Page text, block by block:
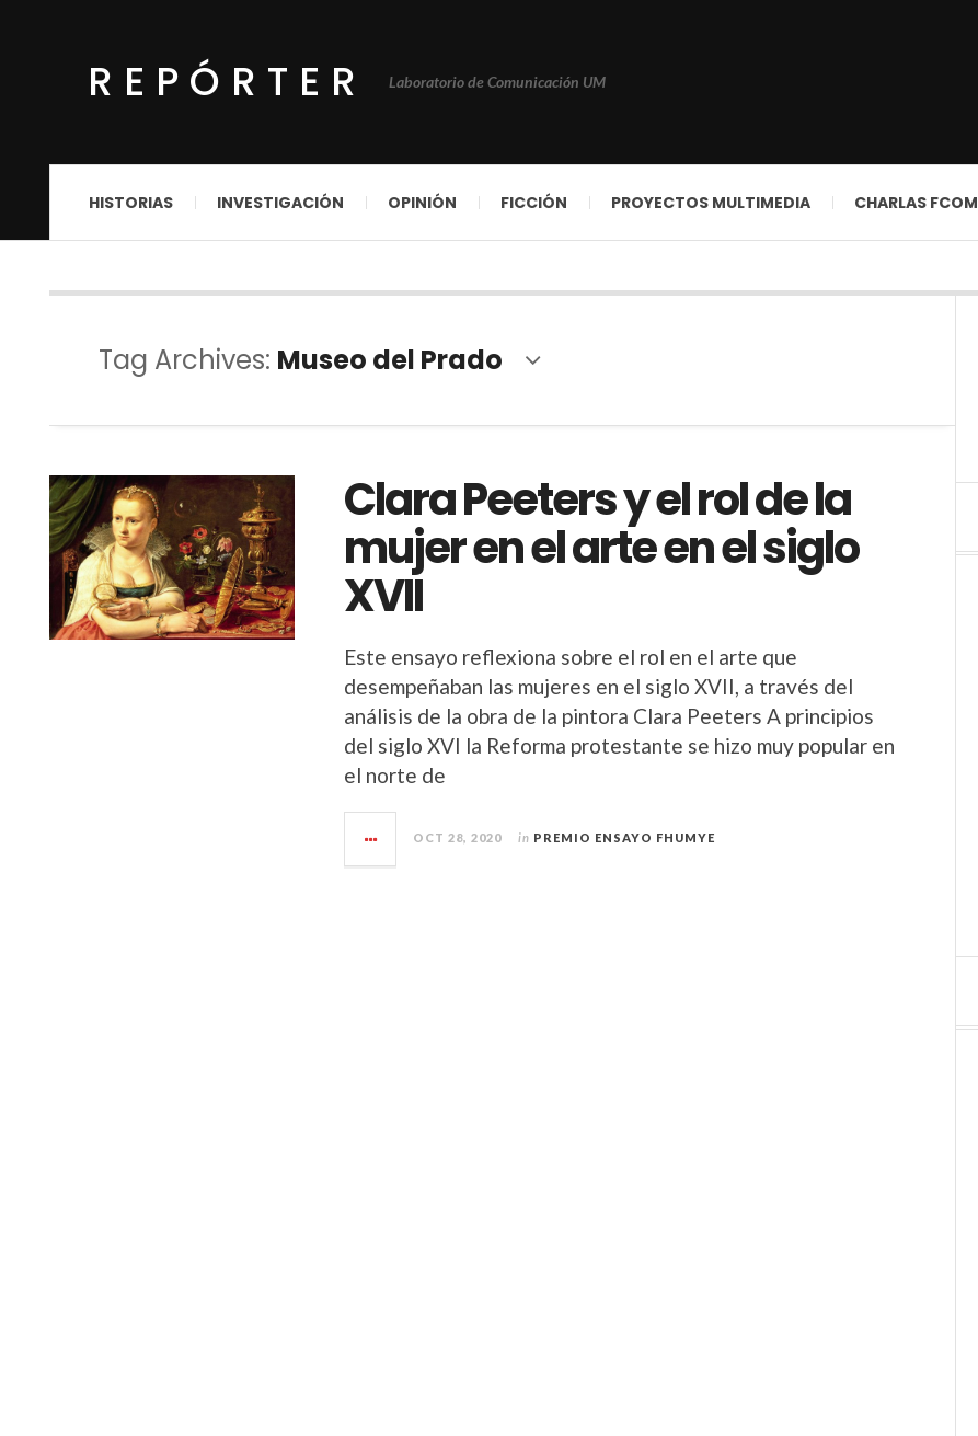
REPÓRTER Laboratorio de Comunicación UM
HISTORIAS INVESTIGACIÓN OPINIÓN FICCIÓN PROYECTOS MULTIMEDIA CHARLAS FCOM
Tag Archives: Museo del Prado
Clara Peeters y el rol de la
mujer en el arte en el siglo
XVII
Este ensayo reflexiona sobre el rol en el arte que
desempeñaban las mujeres en el siglo XVII, a través del
análisis de la obra de la pintora Clara Peeters A principios
del siglo XVI la Reforma protestante se hizo muy popular en
el norte de
OCT 28, 2020 in PREMIO ENSAYO FHUMYE